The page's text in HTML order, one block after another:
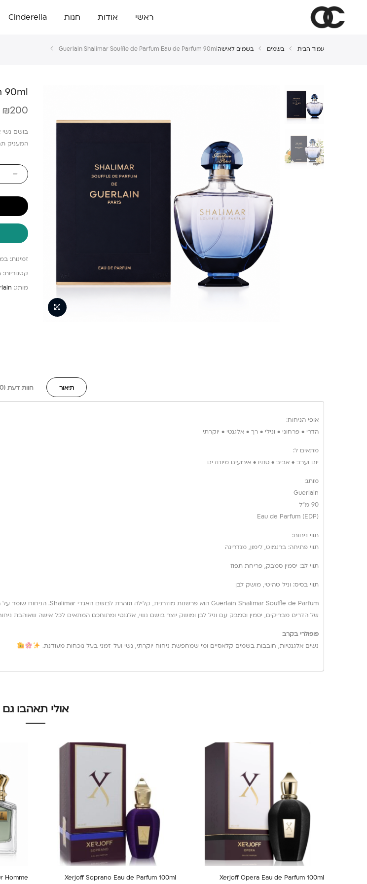
ראשי אודות חנות Cinderella
עמוד הבית בשמים בשמים לאישהGuerlain Shalimar Souffle de Parfum Eau de Parfum 90ml
90ml
₪200
בושם נשי
המעניק
זמינות:
קטגוריות:
מותג:
תיאור חוות דעת (0)
אופי הניחוח:
הדרי • פרחוני • ונילי • רך • אלגנטי • יוקרתי
מתאים ל:
יום וערב • אביב • סתיו • אירועים מיוחדים
מותג:
Guerlain
90 מ”ל
Eau de Parfum (EDP)
תווי ניחוח:
תווי פתיחה: ברגמוט, לימון, מנדרינה
תווי לב: יסמין סמבק, פריחת תפוז
תווי בסיס: וניל טהיטי, מושק לבן
של הדרים מבריקים, יסמין וסמבק עם וניל לבן ומושק יוצר בושם נשי, אלגנטי ומתוחכם המתאים לכל אישה שאוהבת
פופולרי בקרב
נשים אלגנטיות, חובבות בשמים קלאסיים ומי שמחפשת ניחוח יוקרתי, נשי ועל-זמני בעל נוכחות מעודנת.
אולי תאהבו גם
Xerjoff Opera Eau de Parfum 100ml
Xerjoff Soprano Eau de Parfum 100ml
Homme